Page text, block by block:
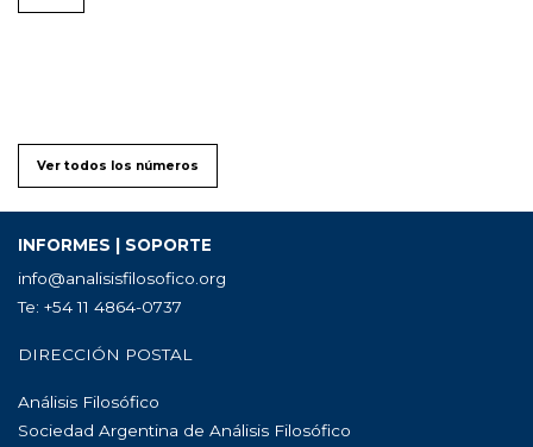
Ver todos los números
INFORMES | SOPORTE
info@analisisfilosofico.org
Te: +54 11 4864-0737
DIRECCIÓN POSTAL
Análisis Filosófico
Sociedad Argentina de Análisis Filosófico